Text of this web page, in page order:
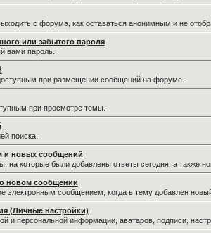
с форума, как оставаться анонимным и не
или забытого пароля
вами пароль.
при размещении сообщений на форуме.
при просмотре темы.
поиска.
и новых сообщений
на которые были добавлены ответы сегодня, а также
новом сообщении
электронным сообщением, когда в тему добавлен
(Личные настройки)
и персональной информации, аватаров, подписи,